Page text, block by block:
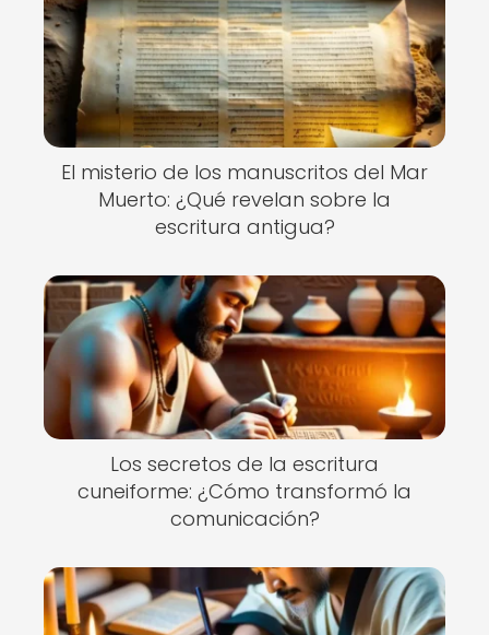
El misterio de los manuscritos del Mar
Muerto: ¿Qué revelan sobre la
escritura antigua?
Los secretos de la escritura
cuneiforme: ¿Cómo transformó la
comunicación?